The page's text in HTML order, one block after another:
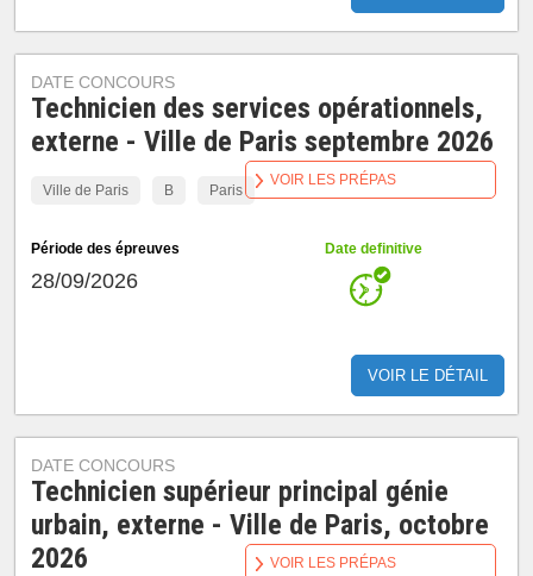
DATE CONCOURS
Technicien des services opérationnels,
externe - Ville de Paris septembre 2026
Ville de Paris B Paris
Période des épreuves
28/09/2026
Date definitive
VOIR LE DÉTAIL
VOIR LES PRÉPAS
DATE CONCOURS
Technicien supérieur principal génie
urbain, externe - Ville de Paris, octobre
2026
VOIR LES PRÉPAS